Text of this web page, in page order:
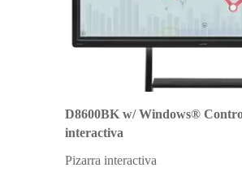
D8600BK w/ Windows®
interactiva
Pizarra interactiva